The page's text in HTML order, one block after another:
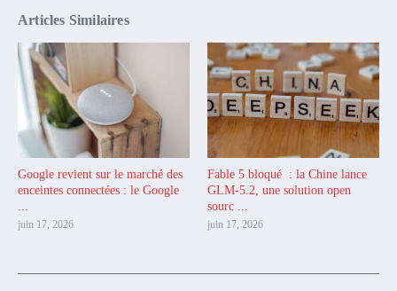
Articles Similaires
Google revient sur le marché des
enceintes connectées : le Google
juin 17, 2026
Fable 5 bloqué : la Chine lance
GLM-5.2, une solution open
sourc ...
juin 17, 2026